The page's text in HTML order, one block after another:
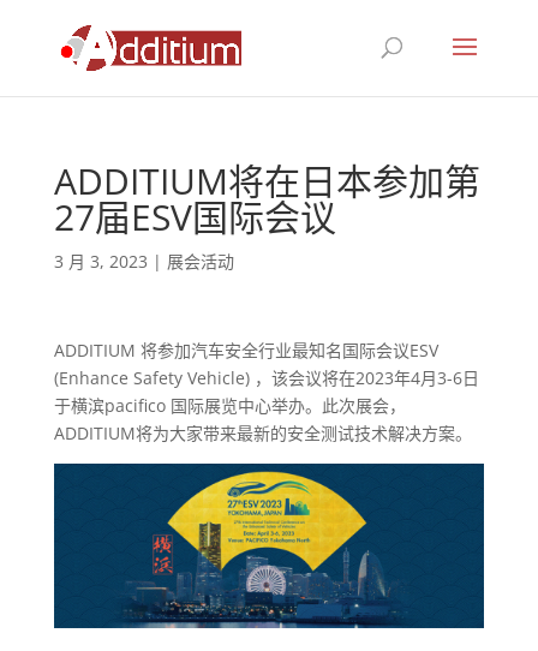
ADDITIUM将在日本参加第
27届ESV国际会议
3 月 3, 2023 | 展会活动
ADDITIUM 将参加汽车安全行业最知名国际会议ESV
(Enhance Safety Vehicle) ，该会议将在2023年4月3-6日
于横滨pacifico 国际展览中心举办。此次展会，
ADDITIUM将为大家带来最新的安全测试技术解决方案。